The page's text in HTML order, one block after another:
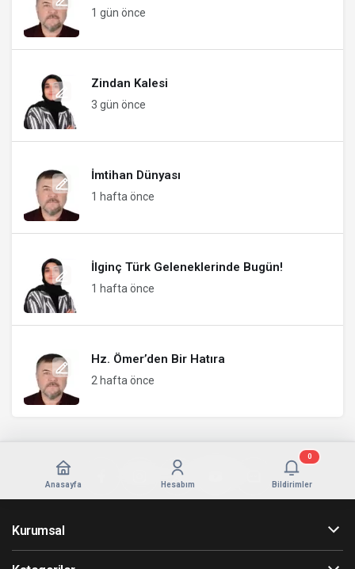
1 gün önce
Zindan Kalesi
3 gün önce
İmtihan Dünyası
1 hafta önce
İlginç Türk Geleneklerinde Bugün!
1 hafta önce
Hz. Ömer’den Bir Hatıra
2 hafta önce
Anasayfa Hesabım Bildirimler
0
Kurumsal